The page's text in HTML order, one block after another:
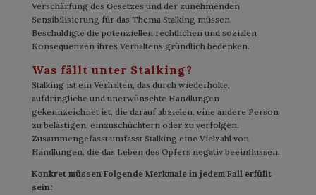
Verschärfung des Gesetzes und der zunehmenden
Sensibilisierung für das Thema Stalking müssen
Beschuldigte die potenziellen rechtlichen und sozialen
Konsequenzen ihres Verhaltens gründlich bedenken.
Was fällt unter Stalking?
Stalking ist ein Verhalten, das durch wiederholte,
aufdringliche und unerwünschte Handlungen
gekennzeichnet ist, die darauf abzielen, eine andere Person
zu belästigen, einzuschüchtern oder zu verfolgen.
Zusammengefasst umfasst Stalking eine Vielzahl von
Handlungen, die das Leben des Opfers negativ beeinflussen.
Konkret müssen Folgende Merkmale in jedem Fall erfüllt
sein: